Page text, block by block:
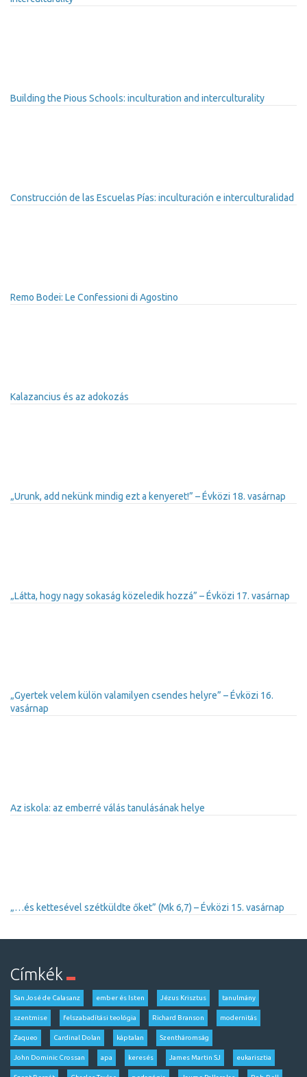
Building the Pious Schools: inculturation and interculturality
Construcción de las Escuelas Pías: inculturación e interculturalidad
Remo Bodei: Le Confessioni di Agostino
Kalazancius és az adokozás
„Urunk, add nekünk mindig ezt a kenyeret!” – Évközi 18. vasárnap
„Látta, hogy nagy sokaság közeledik hozzá” – Évközi 17. vasárnap
„Gyertek velem külön valamilyen csendes helyre” – Évközi 16.
vasárnap
Az iskola: az emberré válás tanulásának helye
„…és kettesével szétküldte őket” (Mk 6,7) – Évközi 15. vasárnap
Címkék
San José de Calasanz ember és Isten Jézus Krisztus tanulmány
szentmise felszabadítási teológia Richard Branson modernitás
Zaqueo Cardinal Dolan káptalan Szentháromság
John Dominic Crossan apa keresés James Martin SJ eukarisztia